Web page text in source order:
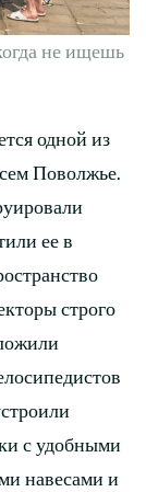
не ищешь
одной из
Поволжье.
ее в
строго
с удобными
навесами и